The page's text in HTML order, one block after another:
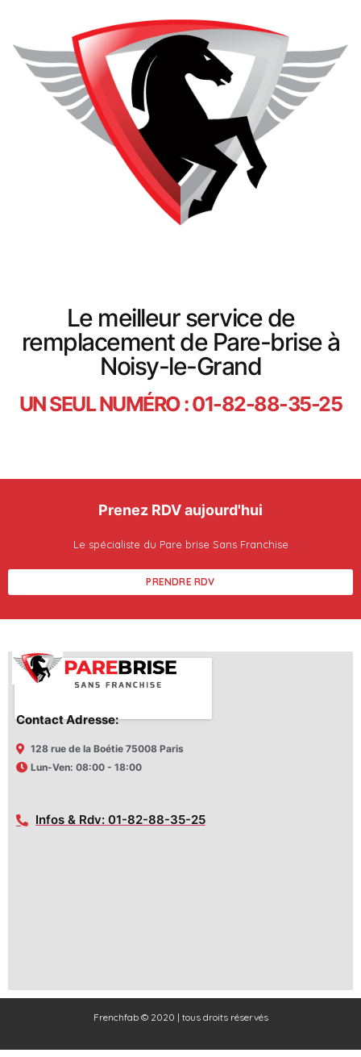
Le meilleur service de
remplacement de Pare-brise à
Noisy-le-Grand
UN SEUL NUMÉRO : 01-82-88-35-25
Prenez RDV aujourd'hui
Le spécialiste du Pare brise Sans Franchise
PRENDRE RDV
Contact Adresse:
128 rue de la Boétie 75008 Paris
Lun-Ven: 08:00 - 18:00
Infos & Rdv: 01-82-88-35-25
Frenchfab © 2020 | tous droits réservés